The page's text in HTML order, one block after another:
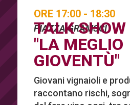
ORE 17:00 - 18:30
PIAZZA GRAMSCI
TALK SHOW
"LA MEGLIO
GIOVENTÙ"
Giovani vignaioli e
raccontano rischi,